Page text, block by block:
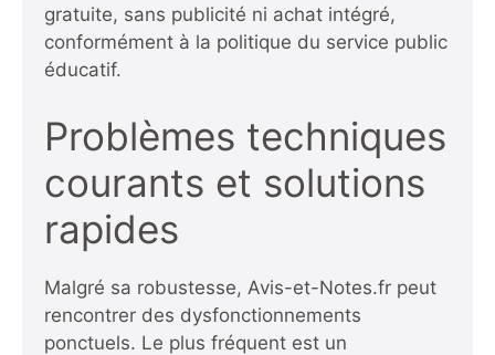
gratuite, sans publicité ni achat intégré,
conformément à la politique du service public
éducatif.
Problèmes techniques
courants et solutions
rapides
Malgré sa robustesse, Avis-et-Notes.fr peut
rencontrer des dysfonctionnements
ponctuels. Le plus fréquent est un